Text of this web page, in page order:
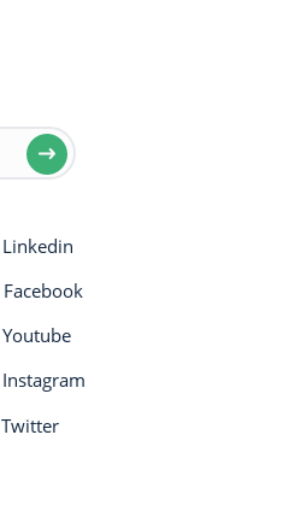
Linkedin
Facebook
Youtube
Instagram
Twitter